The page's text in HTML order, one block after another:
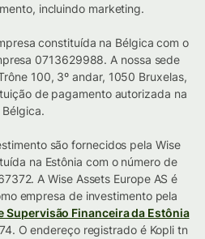
incluindo marketing.
constituída na Bélgica com o
0713629988. A nossa sede
100, 3º andar, 1050 Bruxelas,
de pagamento autorizada na
Bélgica.
são fornecidos pela Wise
na Estônia com o número de
A Wise Assets Europe AS é
empresa de investimento pela
Supervisão Financeira da Estônia
O endereço registrado é Kopli tn